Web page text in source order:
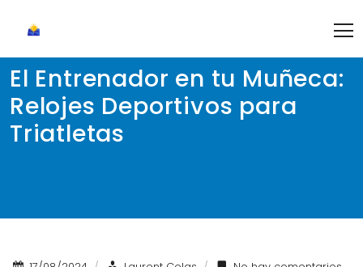
content
El Entrenador en tu Muñeca:
Relojes Deportivos para
Triatletas